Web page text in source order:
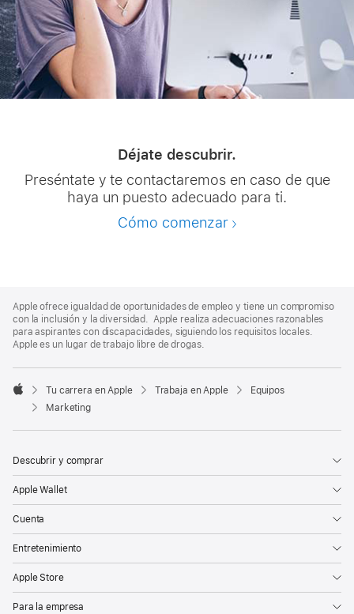
Déjate descubrir.
Preséntate y te contactaremos en caso de que
haya un puesto adecuado para ti.
Cómo comenzar
Footer
Apple ofrece igualdad de oportunidades de empleo y tiene un compromiso
con la inclusión y la diversidad. Apple realiza adecuaciones razonables
para aspirantes con discapacidades, siguiendo los requisitos locales.
Apple es un lugar de trabajo libre de drogas.

Apple
Tu carrera en Apple Trabaja en Apple
Equipos
Marketing
Descubrir y comprar
Apple Wallet
Cuenta
Entretenimiento
Apple Store
Para la empresa